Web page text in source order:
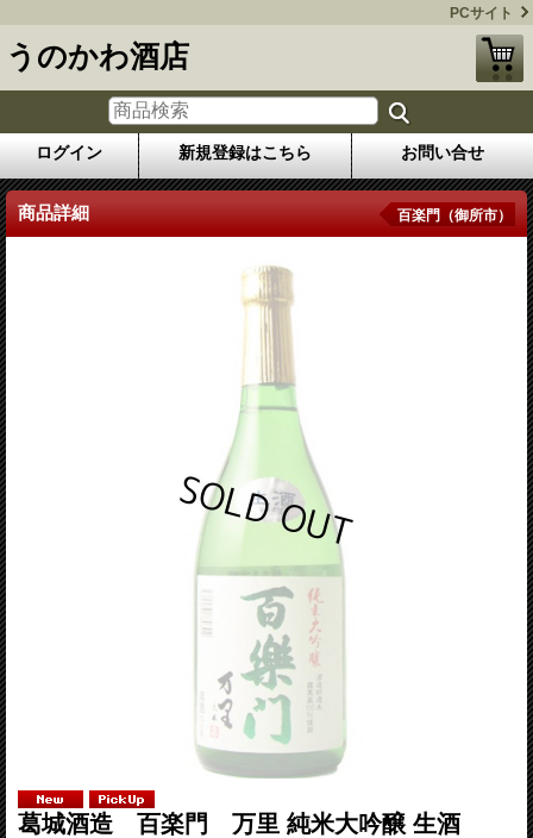
PCサイト
うのかわ酒店
ログイン 新規登録はこちら お問い合せ
商品詳細 百楽門（御所市）
葛城酒造 百楽門 万里 純米大吟醸 生酒